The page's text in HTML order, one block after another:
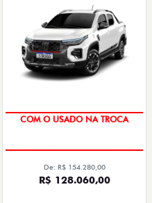
COM O USADO NA TROCA
De: R$ 154.280,00
R$ 128.060,00